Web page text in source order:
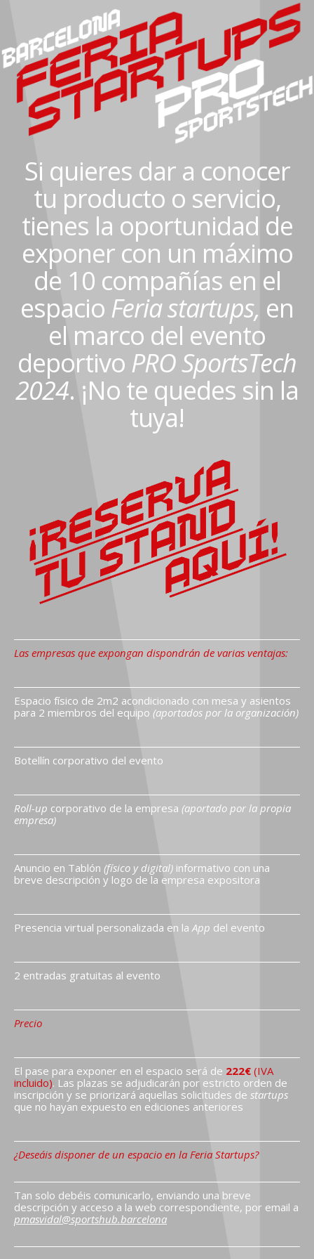
Si quieres dar a conocer
tu producto o servicio,
tienes la oportunidad de
exponer con un máximo
de 10 compañías en el
espacio Feria startups, en
el marco del evento
deportivo PRO SportsTech
2024. ¡No te quedes sin la
tuya!
Las empresas que expongan dispondrán de varias ventajas:
Espacio físico de 2m2 acondicionado con mesa y asientos
para 2 miembros del equipo (aportados por la organización)
Botellín corporativo del evento
Roll-up corporativo de la empresa (aportado por la propia
empresa)
Anuncio en Tablón (físico y digital)informativo con una
breve descripción y logo de la empresa expositora
Presencia virtual personalizada en laApp del evento
2 entradas gratuitas al evento
Precio
El pase para exponer en el espacio será de 222€ (IVA
incluido). Las plazas se adjudicarán por estricto orden de
inscripción y se priorizará aquellas solicitudes de startups
que no hayan expuesto en ediciones anteriores
¿Deseáis disponer de un espacio en la Feria Startups?
Tan solo debéis comunicarlo, enviando una breve
descripción y acceso a la web correspondiente, por email a
pmasvidal@sportshub.barcelona